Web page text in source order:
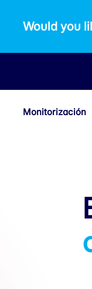
Would you
Monitorización